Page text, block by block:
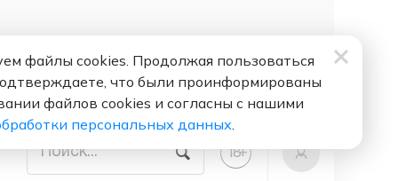
18+
файлы cookies. Продолжая пользоваться
что были проинформированы
файлов cookies и согласны с нашими
персональных данных.